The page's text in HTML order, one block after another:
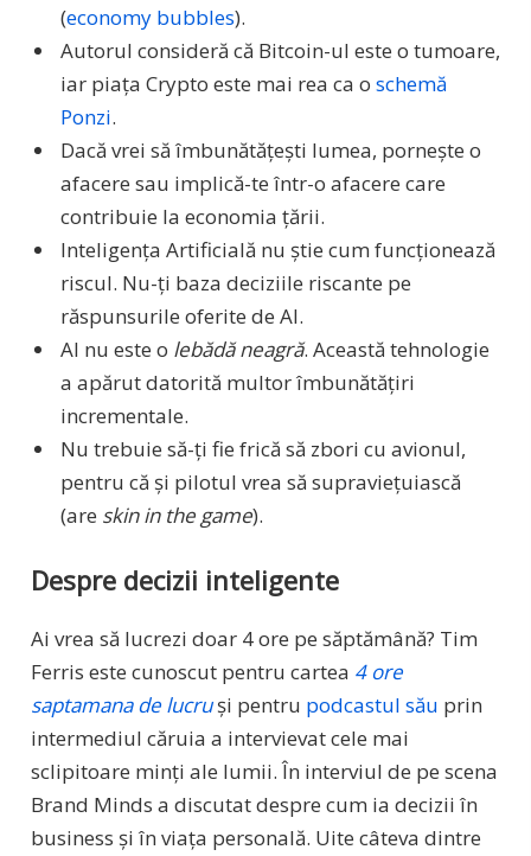
(economy bubbles).
Autorul consideră că Bitcoin-ul este o tumoare,
iar piața Crypto este mai rea ca o schemă
Ponzi.
Dacă vrei să îmbunătățești lumea, pornește o
afacere sau implică-te într-o afacere care
contribuie la economia țării.
Inteligența Artificială nu știe cum funcționează
riscul. Nu-ți baza deciziile riscante pe
răspunsurile oferite de AI.
AI nu este o lebădă neagră. Această tehnologie
a apărut datorită multor îmbunătățiri
incrementale.
Nu trebuie să-ți fie frică să zbori cu avionul,
pentru că și pilotul vrea să supraviețuiască
(are skin in the game).
Despre decizii inteligente
Ai vrea să lucrezi doar 4 ore pe săptămână? Tim
Ferris este cunoscut pentru cartea 4 ore
saptamana de lucruși pentru podcastul său prin
intermediul căruia a intervievat cele mai
sclipitoare minți ale lumii. În interviul de pe scena
Brand Minds a discutat despre cum ia decizii în
business și în viața personală. Uite câteva dintre